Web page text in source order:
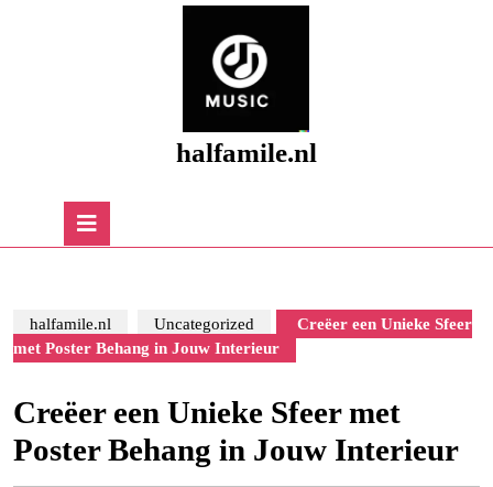
halfamile.nl
halfamile.nl Uncategorized
Creëer een Unieke Sfeer
met Poster Behang in Jouw Interieur
Creëer een Unieke Sfeer met
Poster Behang in Jouw Interieur